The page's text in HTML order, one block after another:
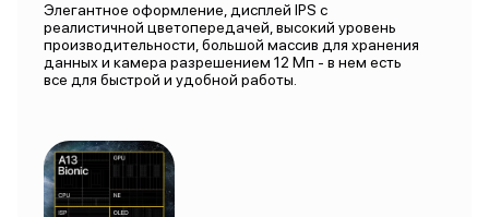
Элегантное оформление, дисплей IPS с
реалистичной цветопередачей, высокий уровень
производительности, большой массив для хранения
данных и камера разрешением 12 Мп - в нем есть
все для быстрой и удобной работы.